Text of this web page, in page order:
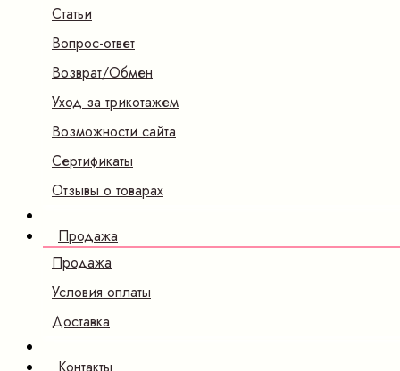
Статьи
Вопрос-ответ
Возврат/Обмен
Уход за трикотажем
Возможности сайта
Сертификаты
Отзывы о товарах
Продажа
Продажа
Условия оплаты
Доставка